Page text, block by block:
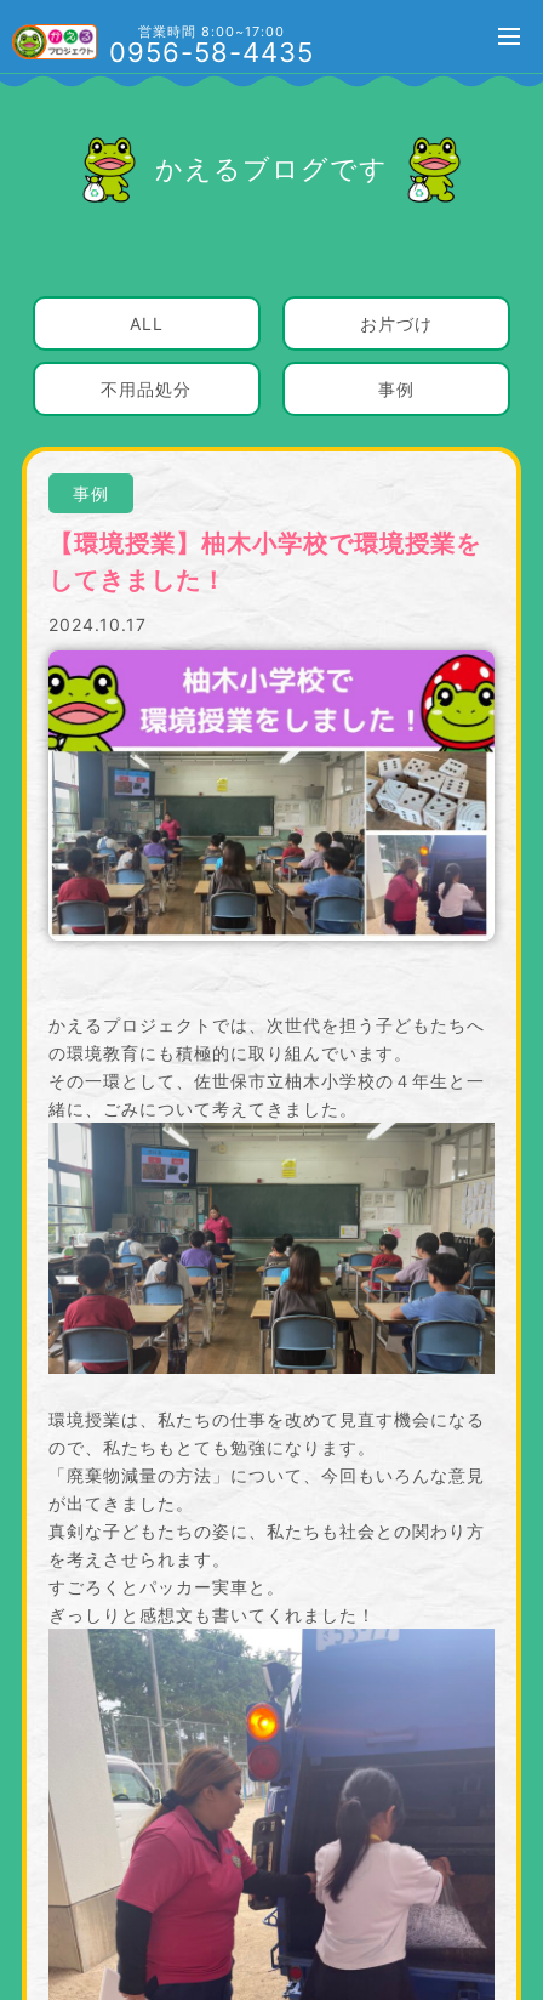
営業時間 8:00~17:00
0956-58-4435
かえるブログです
ALL お片づけ
不用品処分 事例
事例
【環境授業】柚木小学校で環境授業を
してきました！
2024.10.17
かえるプロジェクトでは、次世代を担う子どもたちへ
の環境教育にも積極的に取り組んでいます。
その一環として、佐世保市立柚木小学校の４年生と一
緒に、ごみについて考えてきました。
環境授業は、私たちの仕事を改めて見直す機会になる
ので、私たちもとても勉強になります。
「廃棄物減量の方法」について、今回もいろんな意見
が出てきました。
真剣な子どもたちの姿に、私たちも社会との関わり方
を考えさせられます。
すごろくとパッカー実車と。
ぎっしりと感想文も書いてくれました！